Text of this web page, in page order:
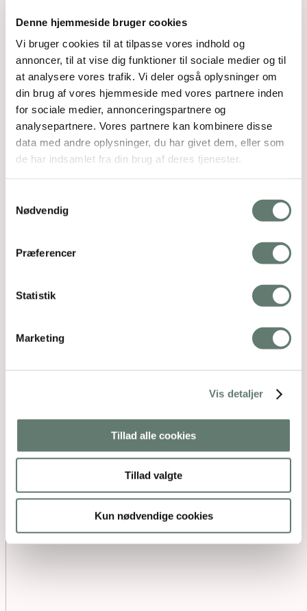
Denne hjemmeside bruger cookies
Vi bruger cookies til at tilpasse vores indhold og
annoncer, til at vise dig funktioner til sociale medier og til
at analysere vores trafik. Vi deler også oplysninger om
din brug af vores hjemmeside med vores partnere inden
for sociale medier, annonceringspartnere og
analysepartnere. Vores partnere kan kombinere disse
data med andre oplysninger, du har givet dem, eller som
de har indsamlet fra din brug af deres tjenester.
Nødvendig
Præferencer
Statistik
Marketing
Vis detaljer
Tillad alle cookies
Tillad valgte
Kun nødvendige cookies